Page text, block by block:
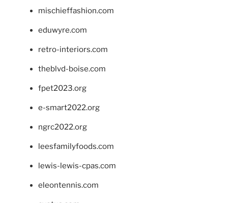
mischieffashion.com
eduwyre.com
retro-interiors.com
theblvd-boise.com
fpet2023.org
e-smart2022.org
ngrc2022.org
leesfamilyfoods.com
lewis-lewis-cpas.com
eleontennis.com